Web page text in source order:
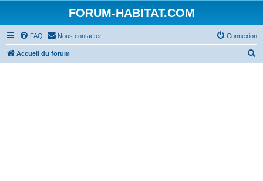
FORUM-HABITAT.COM
FAQ Nous contacter Connexion
Accueil du forum